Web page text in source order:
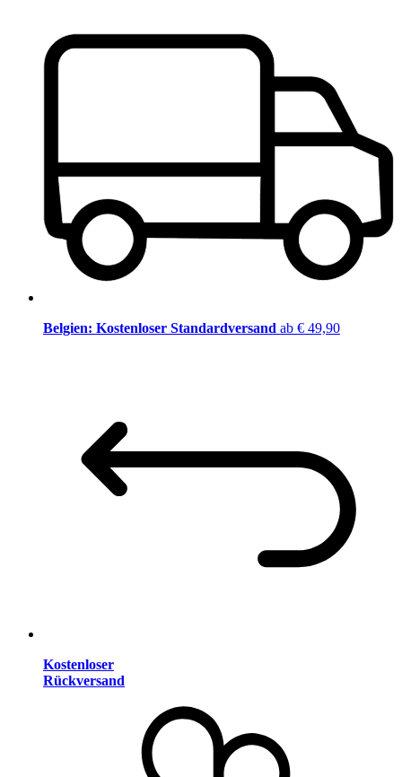
Belgien: Kostenloser Standardversand ab € 49,90
Kostenloser
Rückversand